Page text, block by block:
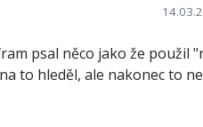
psal něco jako že použil
to hleděl, ale nakonec to